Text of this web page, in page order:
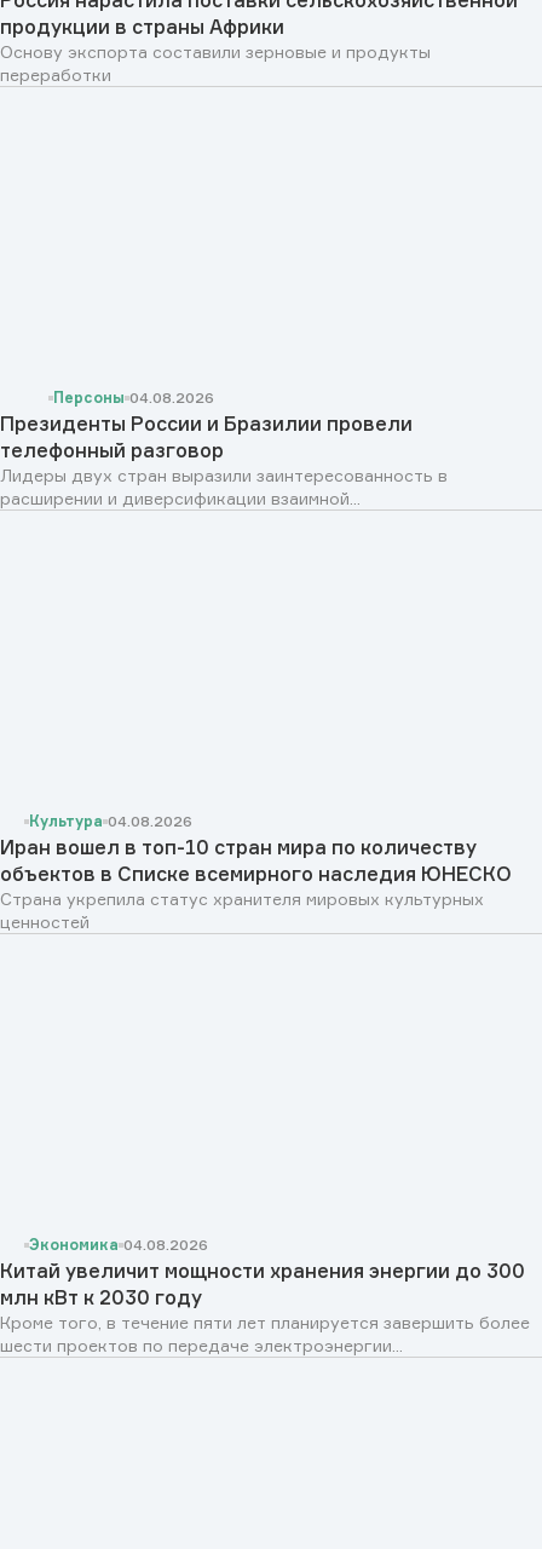
продукции в страны Африки
Основу экспорта составили зерновые и продукты
переработки
Персоны 04.08.2026
Президенты России и Бразилии провели
телефонный разговор
Лидеры двух стран выразили заинтересованность в
расширении и диверсификации взаимной...
Культура 04.08.2026
Иран вошел в топ-10 стран мира по количеству
объектов в Списке всемирного наследия ЮНЕСКО
Страна укрепила статус хранителя мировых культурных
ценностей
Экономика 04.08.2026
Китай увеличит мощности хранения энергии до 300
млн кВт к 2030 году
Кроме того, в течение пяти лет планируется завершить более
шести проектов по передаче электроэнергии...